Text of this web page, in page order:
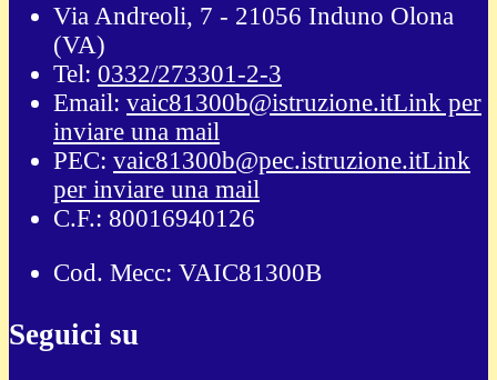
Via Andreoli, 7 - 21056 Induno Olona
(VA)
Tel: 0332/273301-2-3
Email: vaic81300b@istruzione.itLink per
inviare una mail
PEC: vaic81300b@pec.istruzione.itLink
per inviare una mail
C.F.: 80016940126
Cod. Mecc: VAIC81300B
Seguici su